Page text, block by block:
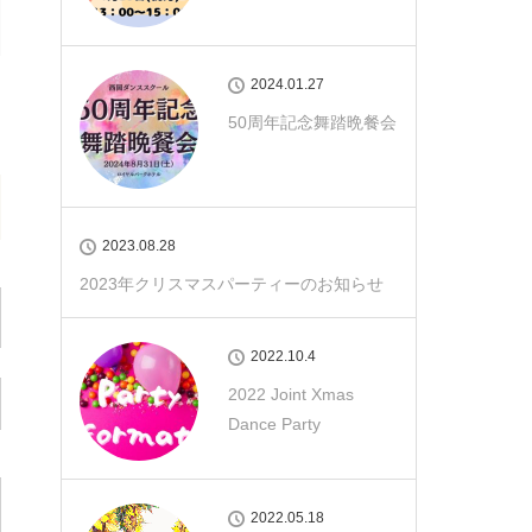
2024.01.27
50周年記念舞踏晩餐会
2023.08.28
2023年クリスマスパーティーのお知らせ
2022.10.4
2022 Joint Xmas
Dance Party
2022.05.18